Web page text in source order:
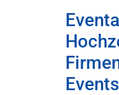
Events